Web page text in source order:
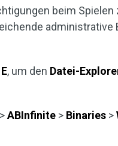
beim
administrative
, um den Datei-
>ABInfinite > Binaries >